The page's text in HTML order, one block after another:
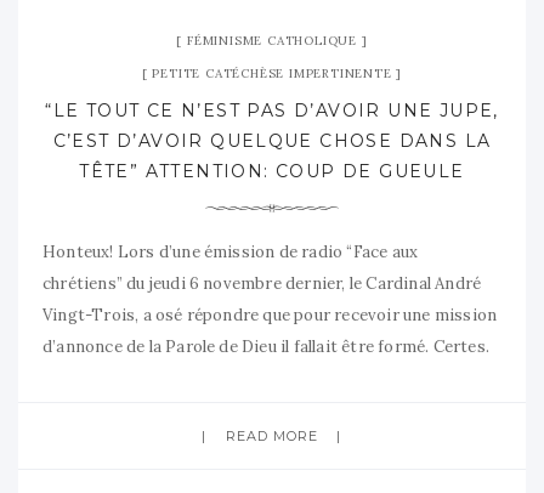
FÉMINISME CATHOLIQUE
PETITE CATÉCHÈSE IMPERTINENTE
“LE TOUT CE N’EST PAS D’AVOIR UNE JUPE,
C’EST D’AVOIR QUELQUE CHOSE DANS LA
TÊTE” ATTENTION: COUP DE GUEULE
Honteux! Lors d’une émission de radio “Face aux
chrétiens” du jeudi 6 novembre dernier, le Cardinal André
Vingt-Trois, a osé répondre que pour recevoir une mission
d’annonce de la Parole de Dieu il fallait être formé. Certes.
READ MORE